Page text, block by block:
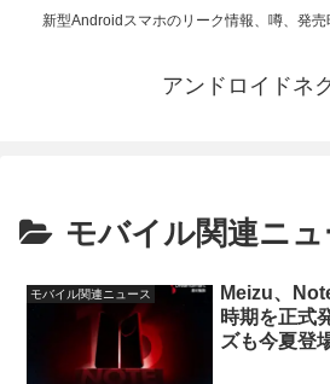
新型Androidスマホのリーク情報、噂、発
アンドロイドネ
モバイル関連ニュ
モバイル関連ニュース
Meizu、
時期を正式
ズも今夏登